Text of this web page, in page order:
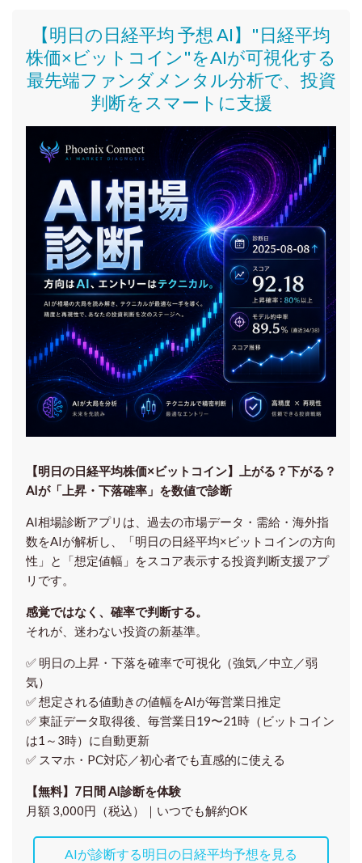
【明日の日経平均 予想 AI】"日経平均
株価×ビットコイン"をAIが可視化する
最先端ファンダメンタル分析で、投資
判断をスマートに支援
【明日の⽇経平均株価×ビットコイン】上がる？下がる？
AIが「上昇・下落確率」を数値で診断
AI相場診断アプリは、過去の市場データ・需給・海外指
数をAIが解析し、「明日の日経平均×ビットコインの方向
性」と「想定値幅」をスコア表示する投資判断支援アプ
リです。
感覚ではなく、確率で判断する。
それが、迷わない投資の新基準。
✅ 明日の上昇・下落を確率で可視化（強気／中立／弱
気）
✅ 想定される値動きの値幅をAIが毎営業日推定
✅ 東証データ取得後、 毎営業日19〜21時（ビットコイン
は1～3時）に自動更新
✅ スマホ・PC対応／初心者でも直感的に使える
【無料】7日間 AI診断を体験
月額 3,000円（税込）｜いつでも解約OK
AIが診断する明日の日経平均予想を見る